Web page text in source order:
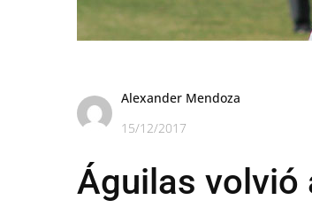
Alexander Mendoza
15/12/2017
Águilas volvió